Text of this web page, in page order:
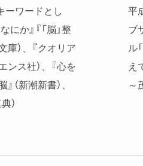
ーワードとし
か』『「脳」整
庫）、『クオリア
ンス社）、『心を
（新潮新書）、
）
平
ブ
ル
え
～